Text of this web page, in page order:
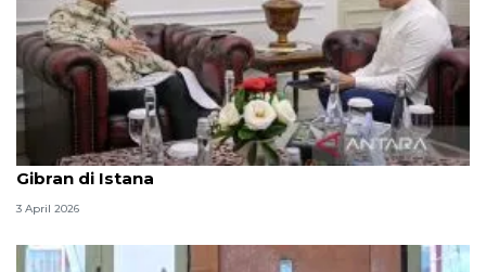
Seskab Teddy silaturahmi Idul Fitri ke Wapres
Gibran di Istana
3 April 2026